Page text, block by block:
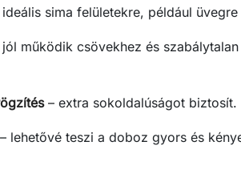
sima felületekre, például
jól működik csövekhez és
– extra sokoldalúságot biztosít.
lehetővé teszi a doboz gyors és